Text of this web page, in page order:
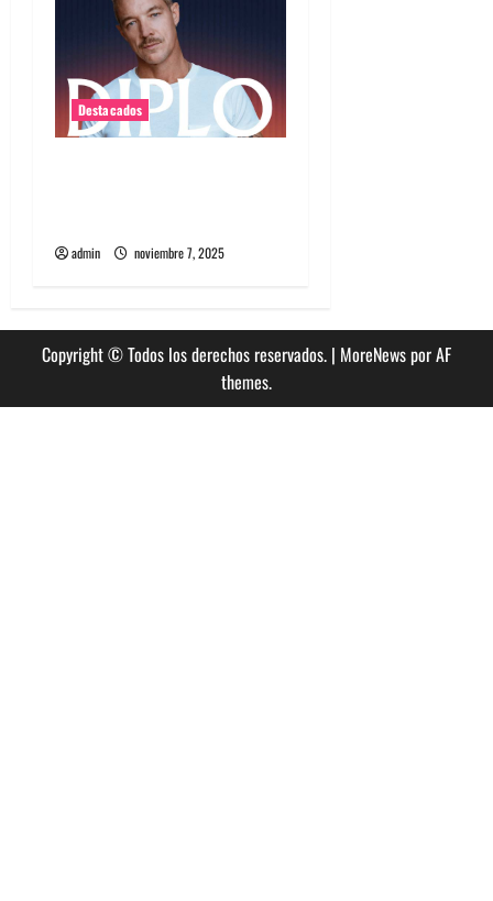
Destacados
admin noviembre 7, 2025
Copyright © Todos los derechos reservados. | MoreNewspor AF
themes.